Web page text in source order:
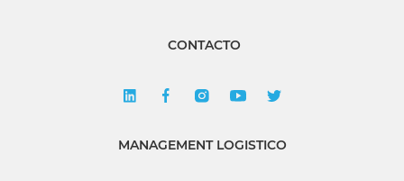
CONTACTO
MANAGEMENT LOGISTICO